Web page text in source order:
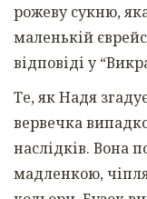
рожеву сукню,
маленькій
відповіді у
Те, як Надя
вервечка
наслідків. Вона
мадленкою,